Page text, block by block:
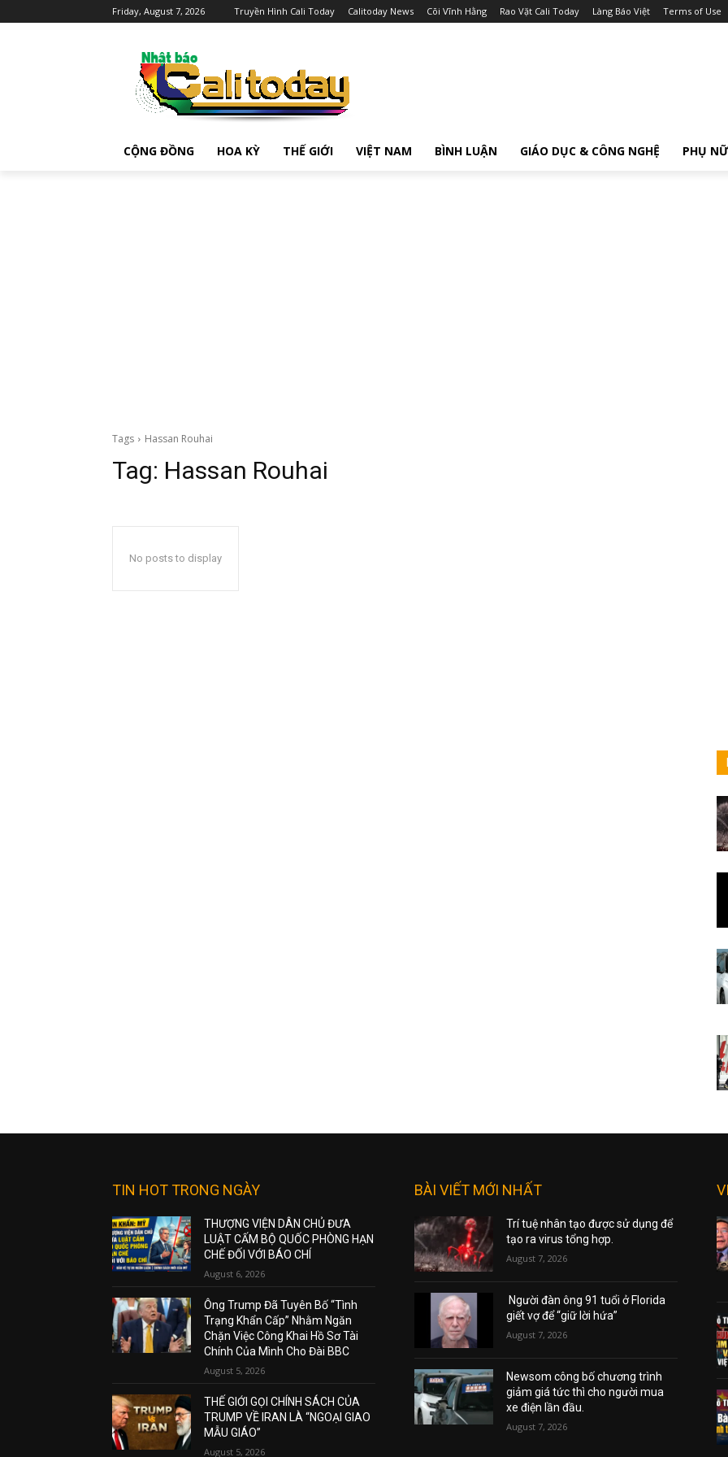
Friday, August 7, 2026 Truyền Hình Cali Today Calitoday News Cõi Vĩnh Hằng Rao Vặt Cali Today Làng Báo Việt Terms of Use
CỘNG ĐỒNG HOA KỲ THẾ GIỚI VIỆT NAM BÌNH LUẬN GIÁO DỤC & CÔNG NGHỆ PHỤ NỮ
Tags Hassan Rouhai
Tag: Hassan Rouhai
No posts to display
TIN HOT TRONG NGÀY
THƯỢNG VIỆN DÂN CHỦ ĐƯA
LUẬT CẤM BỘ QUỐC PHÒNG HẠN
CHẾ ĐỐI VỚI BÁO CHÍ
August 6, 2026
Ông Trump Đã Tuyên Bố “Tình
Trạng Khẩn Cấp” Nhằm Ngăn
Chặn Việc Công Khai Hồ Sơ Tài
Chính Của Mình Cho Đài BBC
August 5, 2026
THẾ GIỚI GỌI CHÍNH SÁCH CỦA
TRUMP VỀ IRAN LÀ “NGOẠI GIAO
MẪU GIÁO”
August 5, 2026
BÀI VIẾT MỚI NHẤT
Trí tuệ nhân tạo được sử dụng để
tạo ra virus tổng hợp.
August 7, 2026
Người đàn ông 91 tuổi ở Florida
giết vợ để “giữ lời hứa”
August 7, 2026
Newsom công bố chương trình
giảm giá tức thì cho người mua
xe điện lần đầu.
August 7, 2026